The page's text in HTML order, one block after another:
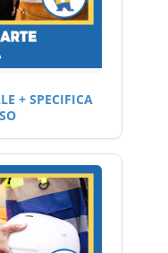
+ SPECIFICA